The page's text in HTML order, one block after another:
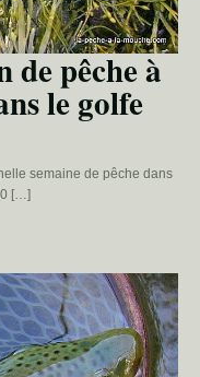
de pêche à
le golfe
semaine de pêche dans
[…]